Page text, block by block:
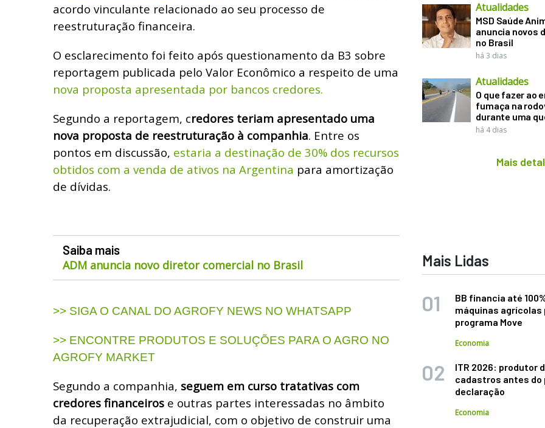
acordo vinculante relacionado ao seu processo de
reestruturação financeira.
O esclarecimento foi feito após questionamento da B3 sobre
reportagem publicada pelo Valor Econômico a respeito de uma
nova proposta apresentada por bancos credores.
Segundo a reportagem, credores teriam apresentado uma
nova proposta de reestruturação à companhia. Entre os
pontos em discussão, estaria a destinação de 30% dos recursos
obtidos com a venda de ativos na Argentina para amortização
de dívidas.
Saiba mais
ADM anuncia novo diretor comercial no Brasil
>> SIGA O CANAL DO AGROFY NEWS NO WHATSAPP
>> ENCONTRE PRODUTOS E SOLUÇÕES PARA O AGRO NO
AGROFY MARKET
Segundo a companhia, seguem em curso tratativas com
credores financeiros e outras partes interessadas no âmbito
da recuperação extrajudicial, com o objetivo de construir uma
Atualidades
MSD Saúde
anuncia novos
no Brasil
há 3 dias
Atualidades
O que fazer ao
fumaça na
durante uma
há 4 dias
Mais
Mais Lidas
BB financia até
máquinas agrícolas
programa Move
Economia
ITR 2026: produtor
cadastros antes do
declaração
Economia